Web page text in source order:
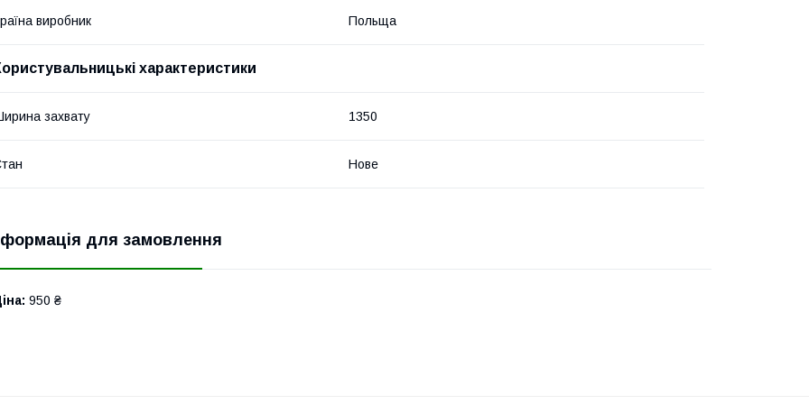
виробник Польща
характеристики
захвату 1350
Нове
для замовлення
950 ₴